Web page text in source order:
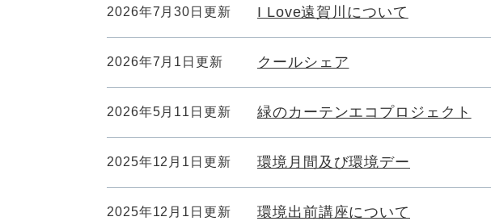
2026年7月30日更新 I Love遠賀川について
2026年7月1日更新 クールシェア
2026年5月11日更新 緑のカーテンエコプロジェクト
2025年12月1日更新 環境月間及び環境デー
2025年12月1日更新 環境出前講座について